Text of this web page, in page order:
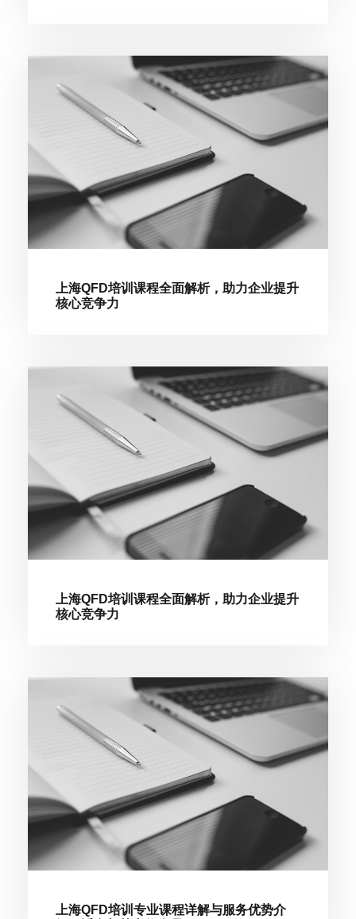
上海QFD培训课程全面解析，助力企业提升
核心竞争力
上海QFD培训课程全面解析，助力企业提升
核心竞争力
上海QFD培训专业课程详解与服务优势介